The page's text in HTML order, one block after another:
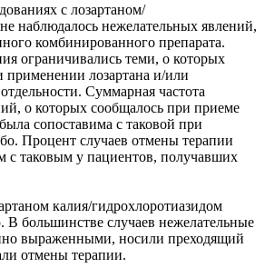
с лозартаном/
наблюдалось нежелательных явлений,
комбинированного препарата.
ограничивались теми, о которых
применении лозартана и/или
Суммарная частота
о которых сообщалось при приеме
сопоставима с таковой при
Процент случаев отмены терапии
с таковым у пациентов, получавших
калия/гидрохлоротиазидом
В большинстве случаев нежелательные
выраженными, носили преходящий
отмены терапии.